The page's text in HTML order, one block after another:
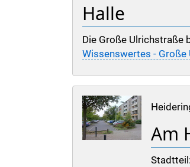
Halle
Die Große Ulrichstraße
Wissenswertes - Große
Am